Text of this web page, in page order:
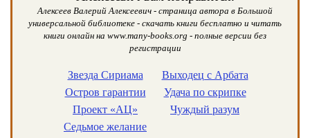
Алексеев Валерий Алексеевич - страница автора в Большой
универсальной библиотеке - скачать книги бесплатно и читать
книги онлайн на www.many-books.org - полные версии без
регистрации
Звезда Сириама
Остров гарантии
Проект «АЦ»
Седьмое желание
Выходец с Арбата
Удача по скрипке
Чуждый разум